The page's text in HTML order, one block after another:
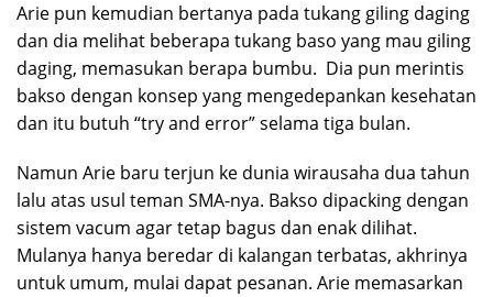
Arie pun kemudian bertanya pada tukang giling daging
dan dia melihat beberapa tukang baso yang mau giling
daging, memasukan berapa bumbu. Dia pun merintis
bakso dengan konsep yang mengedepankan kesehatan
dan itu butuh “try and error” selama tiga bulan.
Namun Arie baru terjun ke dunia wirausaha dua tahun
lalu atas usul teman SMA-nya. Bakso dipacking dengan
sistem vacum agar tetap bagus dan enak dilihat.
Mulanya hanya beredar di kalangan terbatas, akhrinya
untuk umum, mulai dapat pesanan. Arie memasarkan